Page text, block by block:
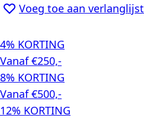
Voeg toe aan verlanglijst
4% KORTING
Vanaf €250,-
8% KORTING
Vanaf €500,-
12% KORTING